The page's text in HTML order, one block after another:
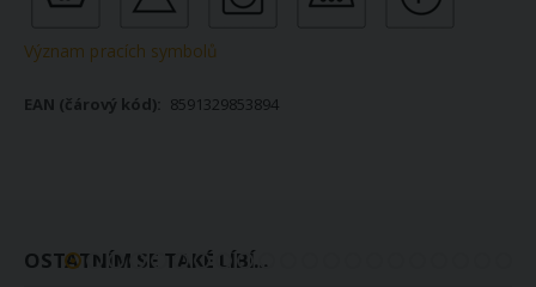
Význam pracích symbolů
8591329853894
OSTATNÍM SE TAKÉ LÍBÍ...